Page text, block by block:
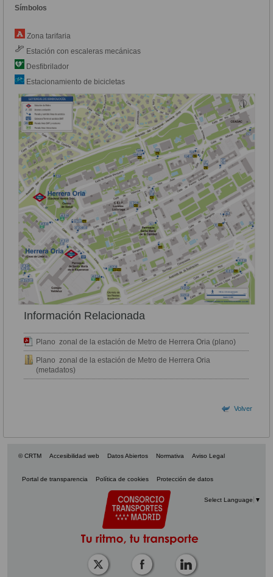
Símbolos
Zona tarifaria
Estación con escaleras mecánicas
Desfibrilador
Estacionamiento de bicicletas
Información Relacionada
Plano zonal de la estación de Metro de Herrera Oria (plano)
Plano zonal de la estación de Metro de Herrera Oria
(metadatos)
Volver
© CRTM Accesibilidad web Datos Abiertos Normativa Aviso Legal
Portal de transparencia Política de cookies Protección de datos
Select Language ▼